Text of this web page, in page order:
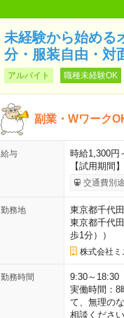
未経験から始める
分・服装自由・対
アルバイト 職種未経験OK
副業・Wワーク
給与
時給1,300円
【試用期間
交通費別
勤務地
東京都千代
東京都千代
歩1分））
株式会社ミ
勤務時間
9:30～18:30
実働時間：8
て、無理の
相談くださ